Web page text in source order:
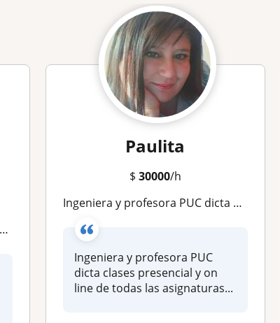
Paulita
$ 30000/h
Ingeniera y profesora PUC dicta clases on line de todas las asignaturas de 1° Básico a 4° Medio. Además, ramos matemáticos universitarios
Ingeniera y profesora PUC
dicta clases presencial y on
line de todas las asignaturas...